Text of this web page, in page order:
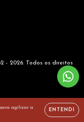
para agilizar a
ENTENDI
- 2026. Todos os direitos